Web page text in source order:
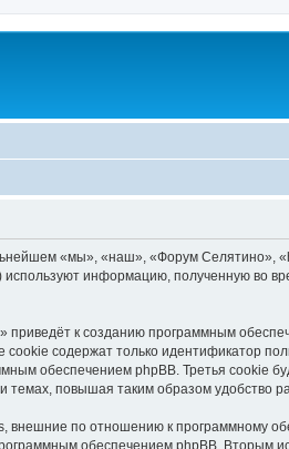
«мы», «наш», «Форум Селятино»,
информацию, полученную во
к созданию программным
содержат только идентификатор
обеспечением phpBB. Третья cookie
повышая таким образом удобство
по отношению к программному
обеспечением phpBB. Вторым